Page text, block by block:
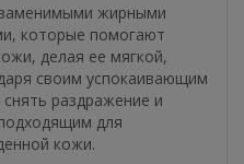
жирными
которые помогают
делая ее мягкой,
своим успокаивающим
раздражение и
для
кожи.